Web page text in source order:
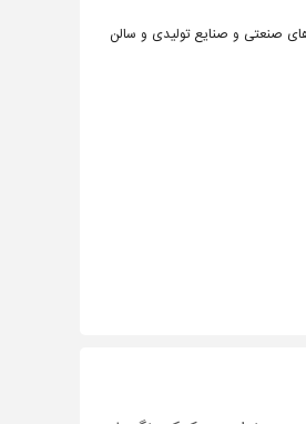
صنعتی و صنایع تولیدی و سالن